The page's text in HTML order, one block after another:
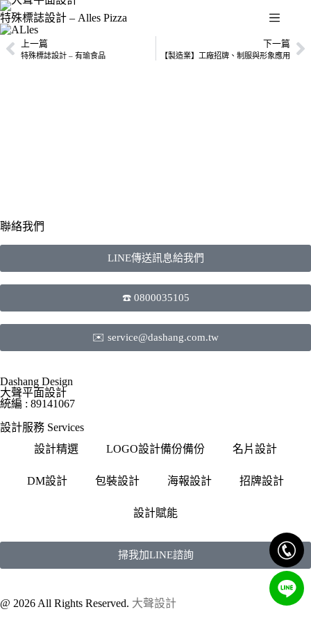
特殊標誌設計 – Alles Pizza
上一篇
特殊標誌設計 – 有瑜食品
下一篇
【製造業】工廠招牌、制服與形象應用
聯絡我們
LINE傳送訊息給我們
☎️ 0800035105
✉️ service@dashang.com.tw
Dashang Design
大聲平面設計
統編 : 89141067
設計服務 Services
設計精選
LOGO設計備份備份 名片設計
DM設計 包裝設計 海報設計 招牌設計
設計賦能
掃我加LINE諮詢
@ 2026 All Rights Reserved. 大聲設計